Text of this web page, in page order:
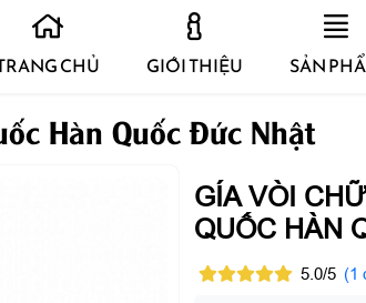
CHỦ GIỚI THIỆU SẢN
Hàn Quốc Đức Nhật
GÍA VÒI
QUỐC HÀN
5.0/5 (1